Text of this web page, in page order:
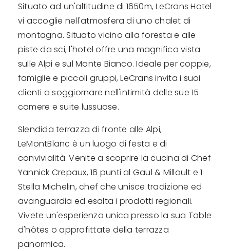
Situato ad un'altitudine di 1650m, LeCrans Hotel
vi accoglie nell'atmosfera di uno chalet di
montagna. Situato vicino alla foresta e alle
piste da sci, l'hotel offre una magnifica vista
sulle Alpi e sul Monte Bianco. Ideale per coppie,
famiglie e piccoli gruppi, LeCrans invita i suoi
clienti a soggiornare nell'intimità delle sue 15
camere e suite lussuose.
Slendida terrazza di fronte alle Alpi,
LeMontBlanc è un luogo di festa e di
convivialità. Venite a scoprire la cucina di Chef
Yannick Crepaux, 16 punti al Gaul & Millault e 1
Stella Michelin, chef che unisce tradizione ed
avanguardia ed esalta i prodotti regionali.
Vivete un'esperienza unica presso la sua Table
d'hôtes o approfittate della terrazza
panormica.